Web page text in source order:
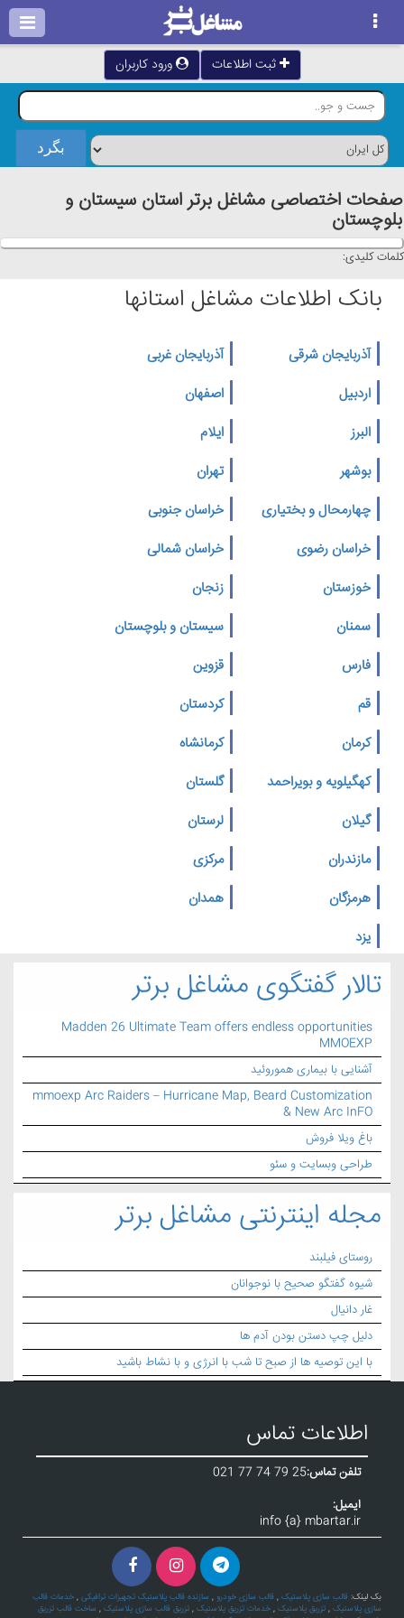
ثبت اطلاعات ورود کاربران
صفحات اختصاصی مشاغل برتر استان سيستان و
بلوچستان
کلمات کلیدی:
بانک اطلاعات مشاغل استانها
آذربایجان شرقی
آذربایجان غربی
اردبیل
اصفهان
البرز
ایلام
بوشهر
تهران
چهارمحال و بختیاری
خراسان جنوبی
خراسان رضوی
خراسان شمالی
خوزستان
زنجان
سمنان
سیستان و بلوچستان
فارس
قزوین
قم
کردستان
کرمان
کرمانشاه
کهگیلویه و بویراحمد
گلستان
گیلان
لرستان
مازندران
مرکزی
هرمزگان
همدان
یزد
تالار گفتگوی مشاغل برتر
Madden 26 Ultimate Team offers endless opportunities
MMOEXP
آشنایی با بیماری هموروئید
mmoexp Arc Raiders – Hurricane Map, Beard Customization
& New Arc InFO
باغ ویلا فروش
طراحی وبسایت و سئو
مجله اینترنتی مشاغل برتر
روستای فیلبند
شیوه گفتگو صحیح با نوجوانان
غار دانیال
دلیل چپ دستن بودن آدم ها
با این توصیه ها از صبح تا شب با انرژی و با نشاط باشید
اطلاعات تماس
تلفن تماس:021 77 74 79 25
ایمیل:
info {a} mbartar.ir
بک لینک: قالب سازی پلاستیک , قالب سازی خودرو , سازنده قالب پلاستیک تجهیزات ترافیکی , خدمات قالب
سازی پلاستیک , تزریق پلاستیک , خدمات تزریق پلاستیک , تزریق قالب سازی پلاستیک , ساخت قالب تزریق